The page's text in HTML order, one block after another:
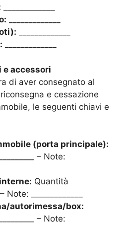
e accessori
di aver consegnato al
e cessazione
le seguenti chiavi e
(porta principale):
– Note:
Quantità
– Note: _____________
autorimessa/box:
– Note: